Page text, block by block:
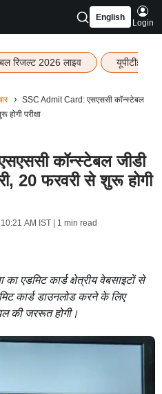
English
Login
रिजल्ट 2026 लाइव यूपीटीईटी
SSC Admit Card: एसएससी कॉन्स्टेबल
परीक्षा
कॉन्स्टेबल जीडी
20 फरवरी से शुरू होगी
AM IST| 1 min read
का एडमिट कार्ड क्षेत्रीय वेबसाइटों से
कार्ड डाउनलोड करने के लिए
की जररूत होगी।